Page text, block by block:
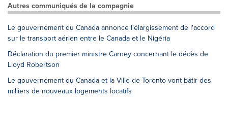
Autres communiqués de la compagnie
Le gouvernement du Canada annonce l'élargissement de l'accord
sur le transport aérien entre le Canada et le Nigéria
Déclaration du premier ministre Carney concernant le décès de
Lloyd Robertson
Le gouvernement du Canada et la Ville de Toronto vont bâtir des
milliers de nouveaux logements locatifs